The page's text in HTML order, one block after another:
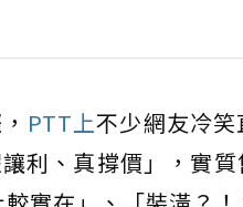
PTT上不少網友冷
利、真撐價」，實